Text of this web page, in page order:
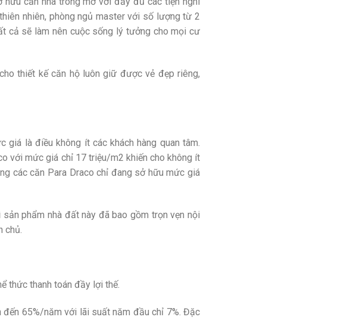
nhiên, phòng ngủ master với số lượng từ 2
cả sẽ làm nên cuộc sống lý tưởng cho mọi cư
thiết kế căn hộ luôn giữ được vẻ đẹp riêng,
là điều không ít các khách hàng quan tâm.
với mức giá chỉ 17 triệu/m2 khiến cho không ít
các căn Para Draco chỉ đang sở hữu mức giá
phẩm nhà đất này đã bao gồm trọn vẹn nội
chủ.
thức thanh toán đầy lợi thế.
65%/năm với lãi suất năm đầu chỉ 7%. Đặc